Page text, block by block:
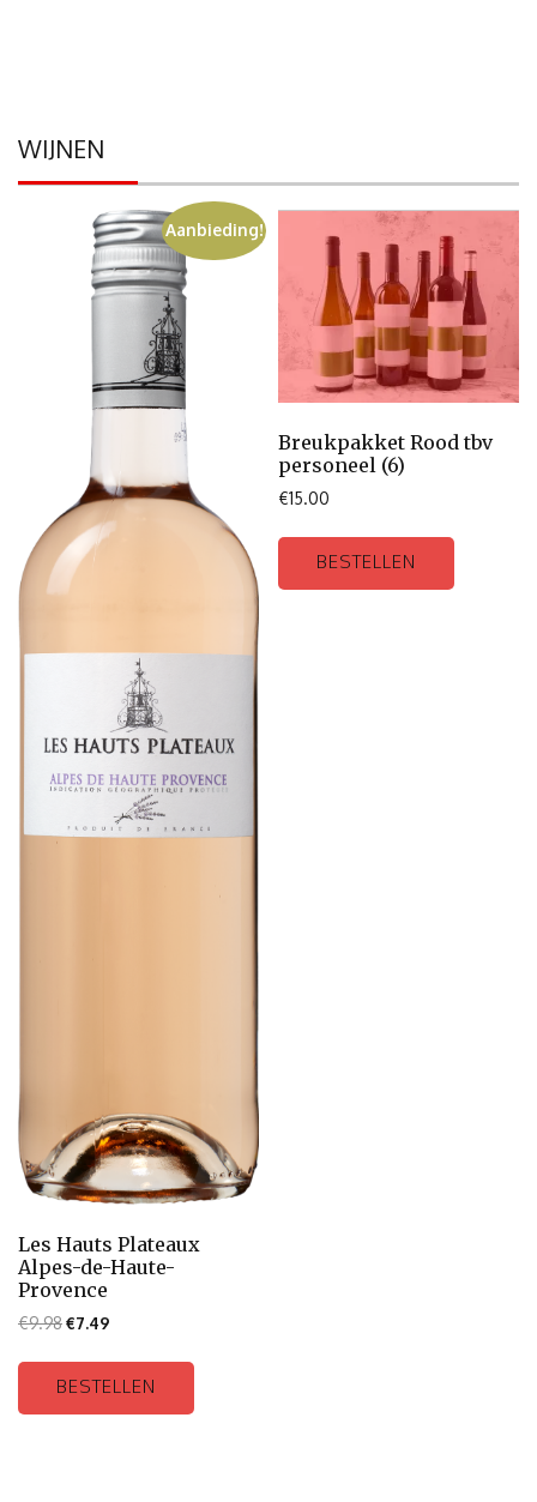
WIJNEN
Aanbieding!
Les Hauts Plateaux
Alpes-de-Haute-
Provence
€9.98€7.49
BESTELLEN
Breukpakket Rood tbv
personeel (6)
€15.00
BESTELLEN